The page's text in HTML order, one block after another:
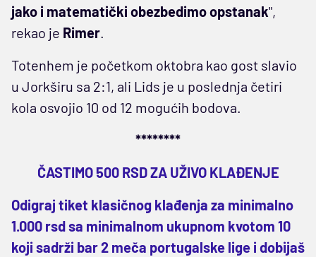
jako i matematički obezbedimo opstanak",
rekao je Rimer.
Totenhem je početkom oktobra kao gost slavio
u Jorkširu sa 2:1, ali Lids je u poslednja četiri
kola osvojio 10 od 12 mogućih bodova.
********
ČASTIMO 500 RSD ZA UŽIVO KLAĐENJE
Odigraj tiket klasičnog klađenja za minimalno
1.000 rsd sa minimalnom ukupnom kvotom 10
koji sadrži bar 2 meča portugalske lige i dobijaš